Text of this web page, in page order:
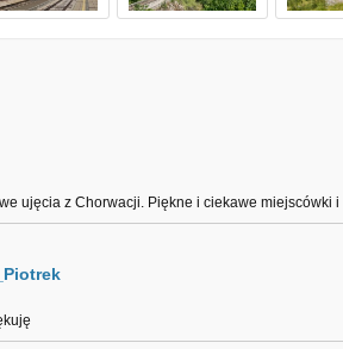
ujęcia z Chorwacji. Piękne i ciekawe miejscówki